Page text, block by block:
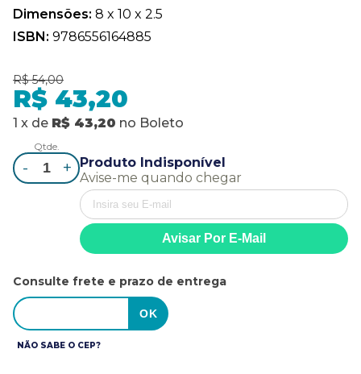
Dimensões: 8 x 10 x 2.5
ISBN: 9786556164885
R$ 54,00
R$ 43,20
1 x de R$ 43,20 no Boleto
Qtde.
- +
Produto Indisponível
Avise-me quando chegar
Consulte frete e prazo de entrega
NÃO SABE O CEP?